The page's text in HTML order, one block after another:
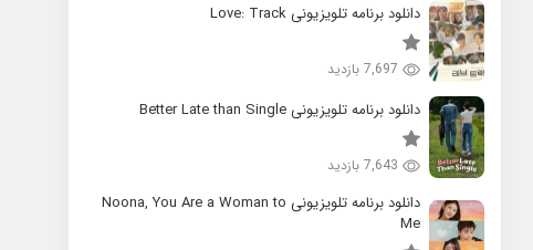
دانلود برنامه تلویزیونی Love: Track
7,697 بازدید
دانلود برنامه تلویزیونی Better Late than Single
7,643 بازدید
دانلود برنامه تلویزیونی Noona, You Are a Woman to
Me